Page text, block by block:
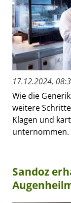
17.12.2024,
Wie die
weitere
Klagen und
unternommen.
Sandoz